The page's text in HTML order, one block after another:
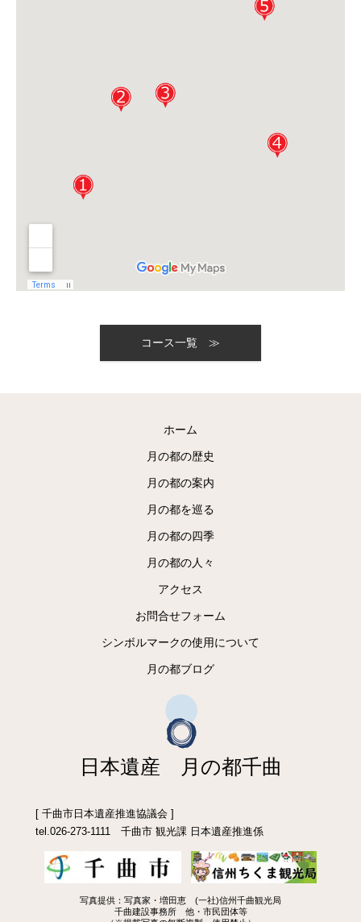
コース一覧 ≫
ホーム
月の都の歴史
月の都の案内
月の都を巡る
月の都の四季
月の都の人々
アクセス
お問合せフォーム
シンボルマークの使用について
月の都ブログ
日本遺産 月の都千曲
[ 千曲市日本遺産推進協議会 ]
tel.026-273-1111 千曲市 観光課 日本遺産推進係
写真提供：写真家・増田恵 (一社)信州千曲観光局
千曲建設事務所 他・市民団体等